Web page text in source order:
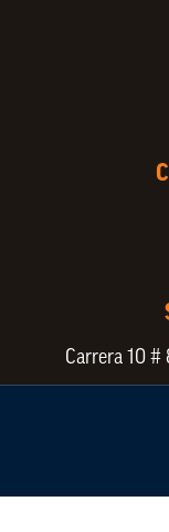
Carrera 10